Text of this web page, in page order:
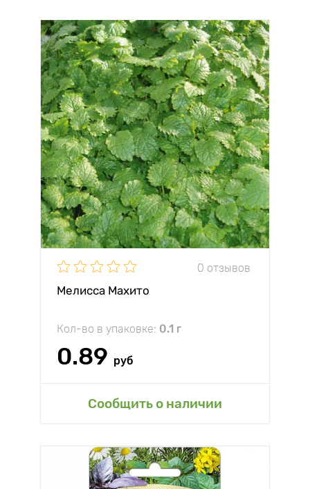
0 отзывов
Мелисса Махито
Кол-во в упаковке: 0.1 г
0.89 руб
Сообщить о наличии